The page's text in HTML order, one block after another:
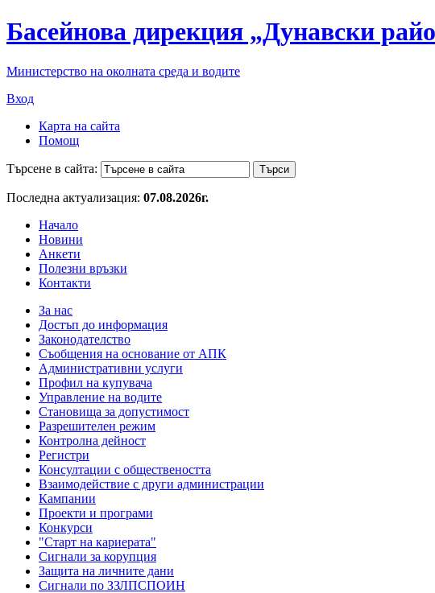
Басейнова дирекция „Дунавски
Министерство на околната среда и водите
Вход
Карта на сайта
Помощ
Търсене в сайта:
Последна актуализация: 07.08.2026г.
Начало
Новини
Анкети
Полезни връзки
Контакти
За нас
Достъп до информация
Законодателство
Съобщения на основание от АПК
Административни услуги
Профил на купувача
Управление на водите
Становища за допустимост
Разрешителен режим
Контролна дейност
Регистри
Консултации с обществеността
Взаимодействие с други администрации
Кампании
Проекти и програми
Конкурси
"Старт на кариерата"
Сигнали за корупция
Защита на личните дани
Сигнали по ЗЗЛПСПОИН